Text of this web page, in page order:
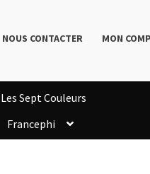
NOUS CONTACTER MON
Les Sept Couleurs
Francephi